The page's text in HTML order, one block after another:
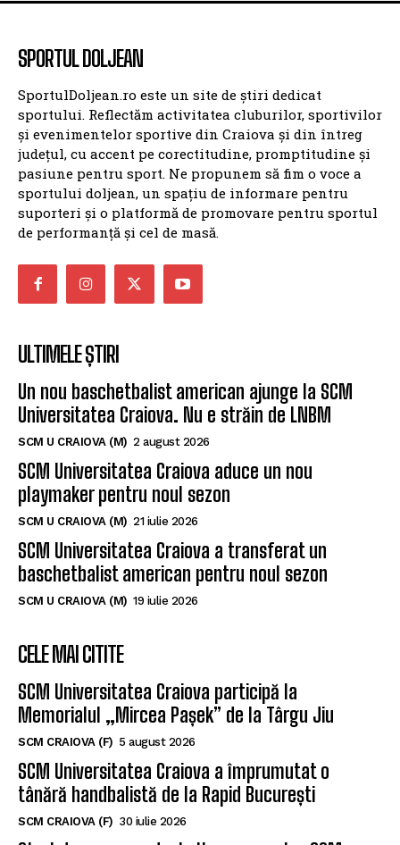
SPORTUL DOLJEAN
SportulDoljean.ro este un site de știri dedicat
sportului. Reflectăm activitatea cluburilor, sportivilor
și evenimentelor sportive din Craiova și din întreg
județul, cu accent pe corectitudine, promptitudine și
pasiune pentru sport. Ne propunem să fim o voce a
sportului doljean, un spațiu de informare pentru
suporteri și o platformă de promovare pentru sportul
de performanță și cel de masă.
ULTIMELE ȘTIRI
Un nou baschetbalist american ajunge la SCM
Universitatea Craiova. Nu e străin de LNBM
SCM U CRAIOVA (M) 2 august 2026
SCM Universitatea Craiova aduce un nou
playmaker pentru noul sezon
SCM U CRAIOVA (M) 21 iulie 2026
SCM Universitatea Craiova a transferat un
baschetbalist american pentru noul sezon
SCM U CRAIOVA (M) 19 iulie 2026
CELE MAI CITITE
SCM Universitatea Craiova participă la
Memorialul „Mircea Pașek” de la Târgu Jiu
SCM CRAIOVA (F) 5 august 2026
SCM Universitatea Craiova a împrumutat o
tânără handbalistă de la Rapid București
SCM CRAIOVA (F) 30 iulie 2026